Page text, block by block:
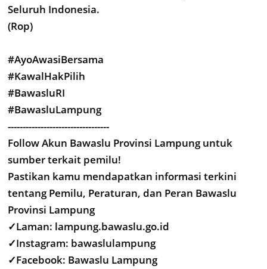
Seluruh Indonesia.
(Rop)
#AyoAwasiBersama
#KawalHakPilih
#BawasluRI
#BawasluLampung
----------------------------------
Follow Akun Bawaslu Provinsi Lampung untuk
sumber terkait pemilu!
Pastikan kamu mendapatkan informasi terkini
tentang Pemilu, Peraturan, dan Peran Bawaslu
Provinsi Lampung
✓Laman: lampung.bawaslu.go.id
✓Instagram: bawaslulampung
✓Facebook: Bawaslu Lampung